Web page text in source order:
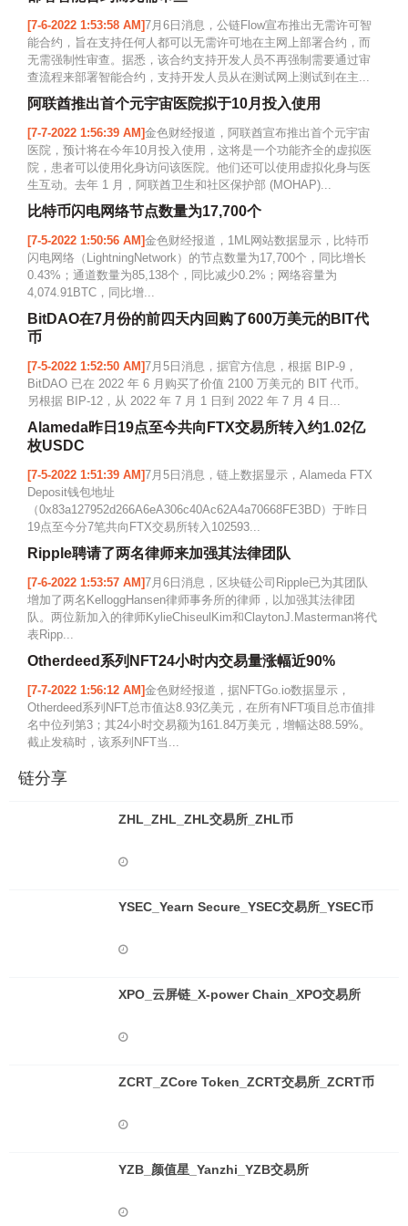
[7-6-2022 1:53:58 AM]7月6日消息，公链Flow宣布推出无需许可智
能合约，旨在支持任何人都可以无需许可地在主网上部署合约，而
无需强制性审查。据悉，该合约支持开发人员不再强制需要通过审
查流程来部署智能合约，支持开发人员从在测试网上测试到在主...
阿联酋推出首个元宇宙医院拟于10月投入使用
[7-7-2022 1:56:39 AM]金色财经报道，阿联酋宣布推出首个元宇宙
医院，预计将在今年10月投入使用，这将是一个功能齐全的虚拟医
院，患者可以使用化身访问该医院。他们还可以使用虚拟化身与医
生互动。去年 1 月，阿联酋卫生和社区保护部 (MOHAP)...
比特币闪电网络节点数量为17,700个
[7-5-2022 1:50:56 AM]金色财经报道，1ML网站数据显示，比特币
闪电网络（LightningNetwork）的节点数量为17,700个，同比增长
0.43%；通道数量为85,138个，同比减少0.2%；网络容量为
4,074.91BTC，同比增...
BitDAO在7月份的前四天内回购了600万美元的BIT代
币
[7-5-2022 1:52:50 AM]7月5日消息，据官方信息，根据 BIP-9，
BitDAO 已在 2022 年 6 月购买了价值 2100 万美元的 BIT 代币。
另根据 BIP-12，从 2022 年 7 月 1 日到 2022 年 7 月 4 日...
Alameda昨日19点至今共向FTX交易所转入约1.02亿
枚USDC
[7-5-2022 1:51:39 AM]7月5日消息，链上数据显示，Alameda FTX
Deposit钱包地址
（0x83a127952d266A6eA306c40Ac62A4a70668FE3BD）于昨日
19点至今分7笔共向FTX交易所转入102593...
Ripple聘请了两名律师来加强其法律团队
[7-6-2022 1:53:57 AM]7月6日消息，区块链公司Ripple已为其团队
增加了两名KelloggHansen律师事务所的律师，以加强其法律团
队。两位新加入的律师KylieChiseulKim和ClaytonJ.Masterman将代
表Ripp...
Otherdeed系列NFT24小时内交易量涨幅近90%
[7-7-2022 1:56:12 AM]金色财经报道，据NFTGo.io数据显示，
Otherdeed系列NFT总市值达8.93亿美元，在所有NFT项目总市值排
名中位列第3；其24小时交易额为161.84万美元，增幅达88.59%。
截止发稿时，该系列NFT当...
链分享
ZHL_ZHL_ZHL交易所_ZHL币
YSEC_Yearn Secure_YSEC交易所_YSEC币
XPO_云屏链_X-power Chain_XPO交易所
ZCRT_ZCore Token_ZCRT交易所_ZCRT币
YZB_颜值星_Yanzhi_YZB交易所